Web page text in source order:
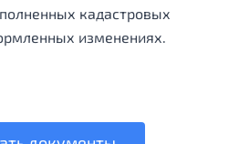
кадастровых
изменениях.